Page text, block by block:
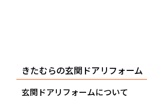
きたむらの玄関ドアリフォーム
玄関ドアリフォームについて